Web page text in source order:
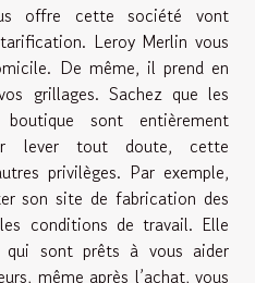
offre cette société vont
Leroy Merlin vous
De même, il prend en
grillages. Sachez que les
sont entièrement
lever tout doute, cette
privilèges. Par exemple,
son site de fabrication des
conditions de travail. Elle
qui sont prêts à vous aider
même après l’achat, vous